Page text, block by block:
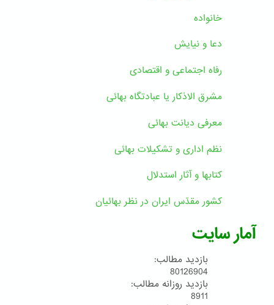
خانواده
دعا و نیایش
رفاه اجتماعی و اقتصادی
مشرق الاذکار یا عبادتگاه بهائی
معرفی دیانت بهائی
نظم اداری و تشکیلات بهائی
کتابها و آثار استدلال
کشور مقدّس ایران در نظر بهائیان
آمار سایت
بازدید مطالب:
80126904
بازدید روزانه مطالب:
8911